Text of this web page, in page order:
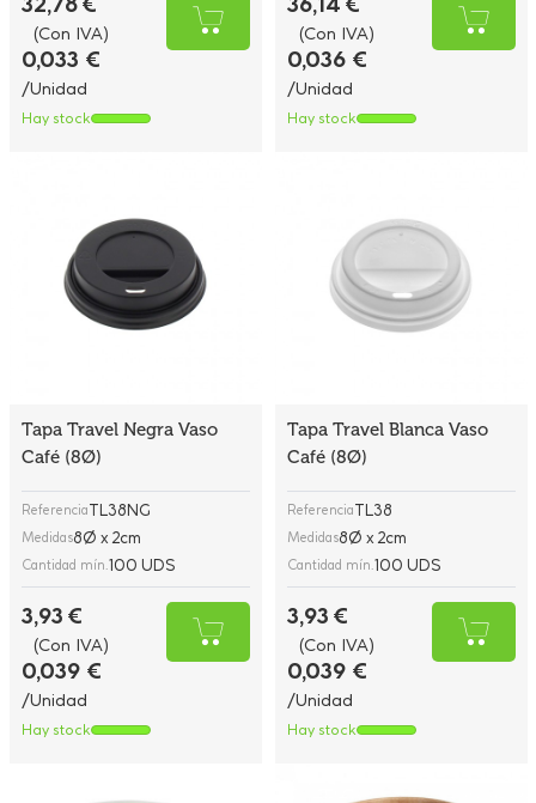
(Con IVA)
0,033 €
/Unidad
Hay stock
(Con IVA)
0,036 €
/Unidad
Hay stock
Tapa Travel Negra Vaso
Café (8Ø)
ReferenciaTL38NG
Medidas8Ø x 2cm
Cantidad mín.100 UDS
3,93 €
(Con IVA)
0,039 €
/Unidad
Hay stock
Tapa Travel Blanca Vaso
Café (8Ø)
ReferenciaTL38
Medidas8Ø x 2cm
Cantidad mín.100 UDS
3,93 €
(Con IVA)
0,039 €
/Unidad
Hay stock